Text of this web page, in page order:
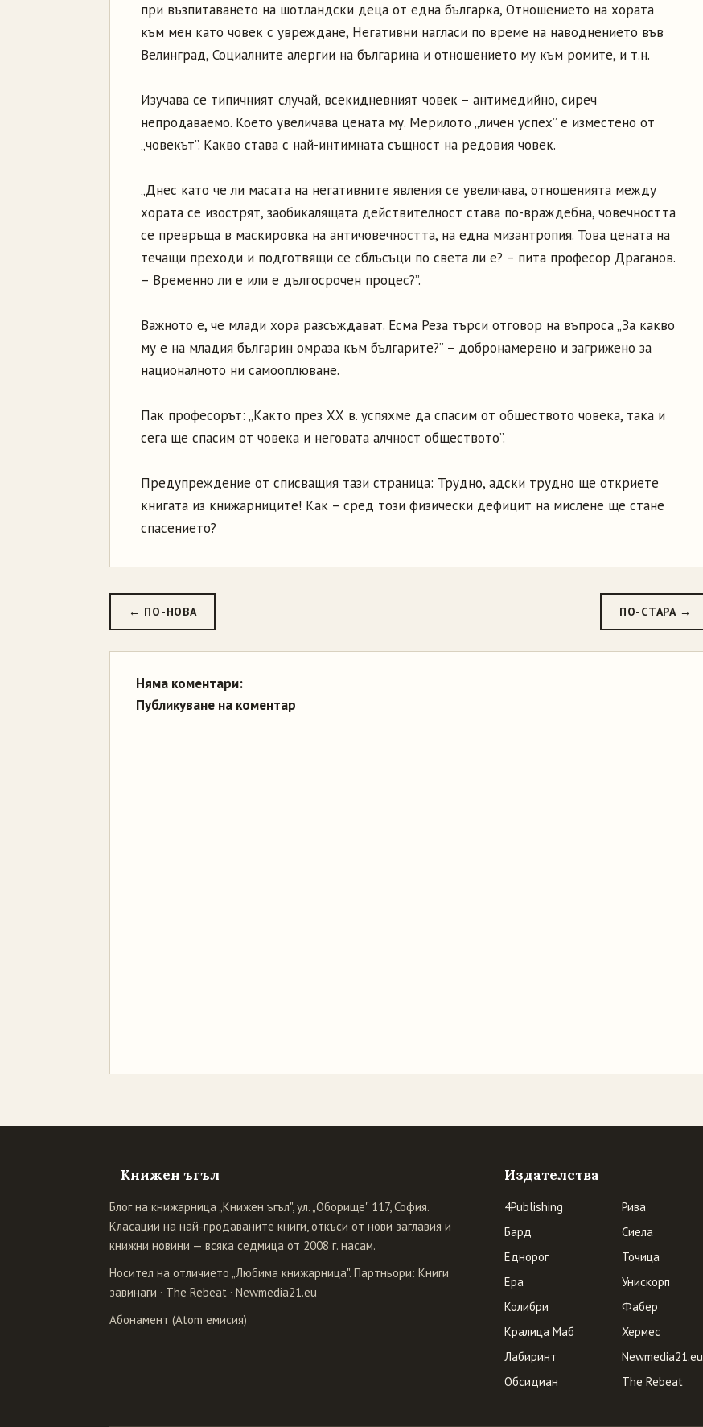
при възпитаването на шотландски деца от една българка, Отношението на хората
към мен като човек с увреждане, Негативни нагласи по време на наводнението във
Велинград, Социалните алергии на българина и отношението му към ромите, и т.н.
Изучава се типичният случай, всекидневният човек – антимедийно, сиреч
непродаваемо. Което увеличава цената му. Мерилото „личен успех” е изместено от
„човекът”. Какво става с най-интимната същност на редовия човек.
„Днес като че ли масата на негативните явления се увеличава, отношенията между
хората се изострят, заобикалящата действителност става по-враждебна, човечността
се превръща в маскировка на античовечността, на една мизантропия. Това цената на
течащи преходи и подготвящи се сблъсъци по света ли е? – пита професор Драганов.
– Временно ли е или е дългосрочен процес?”.
Важното е, че млади хора разсъждават. Есма Реза търси отговор на въпроса „За какво
му е на младия българин омраза към българите?” – добронамерено и загрижено за
националното ни самооплюване.
Пак професорът: „Както през ХХ в. успяхме да спасим от обществото човека, така и
сега ще спасим от човека и неговата алчност обществото”.
Предупреждение от списващия тази страница: Трудно, адски трудно ще откриете
книгата из книжарниците! Как – сред този физически дефицит на мислене ще стане
спасението?
← ПО-НОВА ПО-СТАРА →
Няма коментари:
Публикуване на коментар
Книжен ъгъл
Блог на книжарница „Книжен ъгъл", ул. „Оборище" 117, София.
Класации на най-продаваните книги, откъси от нови заглавия и
книжни новини — всяка седмица от 2008 г. насам.
Носител на отличието „Любима книжарница". Партньори: Книги
завинаги · The Rebeat · Newmedia21.eu
Абонамент (Atom емисия)
Издателства
4Publishing
Бард
Еднорог
Ера
Колибри
Кралица Маб
Лабиринт
Обсидиан
Рива
Сиела
Точица
Унискорп
Фабер
Хермес
Newmedia21.eu
The Rebeat